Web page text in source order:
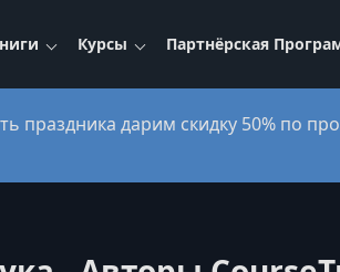
Курсы Партнёрская
праздника дарим скидку 50% по